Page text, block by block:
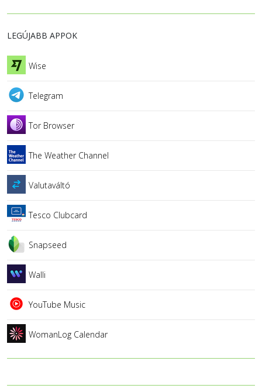
LEGÚJABB APPOK
Wise
Telegram
Tor Browser
The Weather Channel
Valutaváltó
Tesco Clubcard
Snapseed
Walli
YouTube Music
WomanLog Calendar